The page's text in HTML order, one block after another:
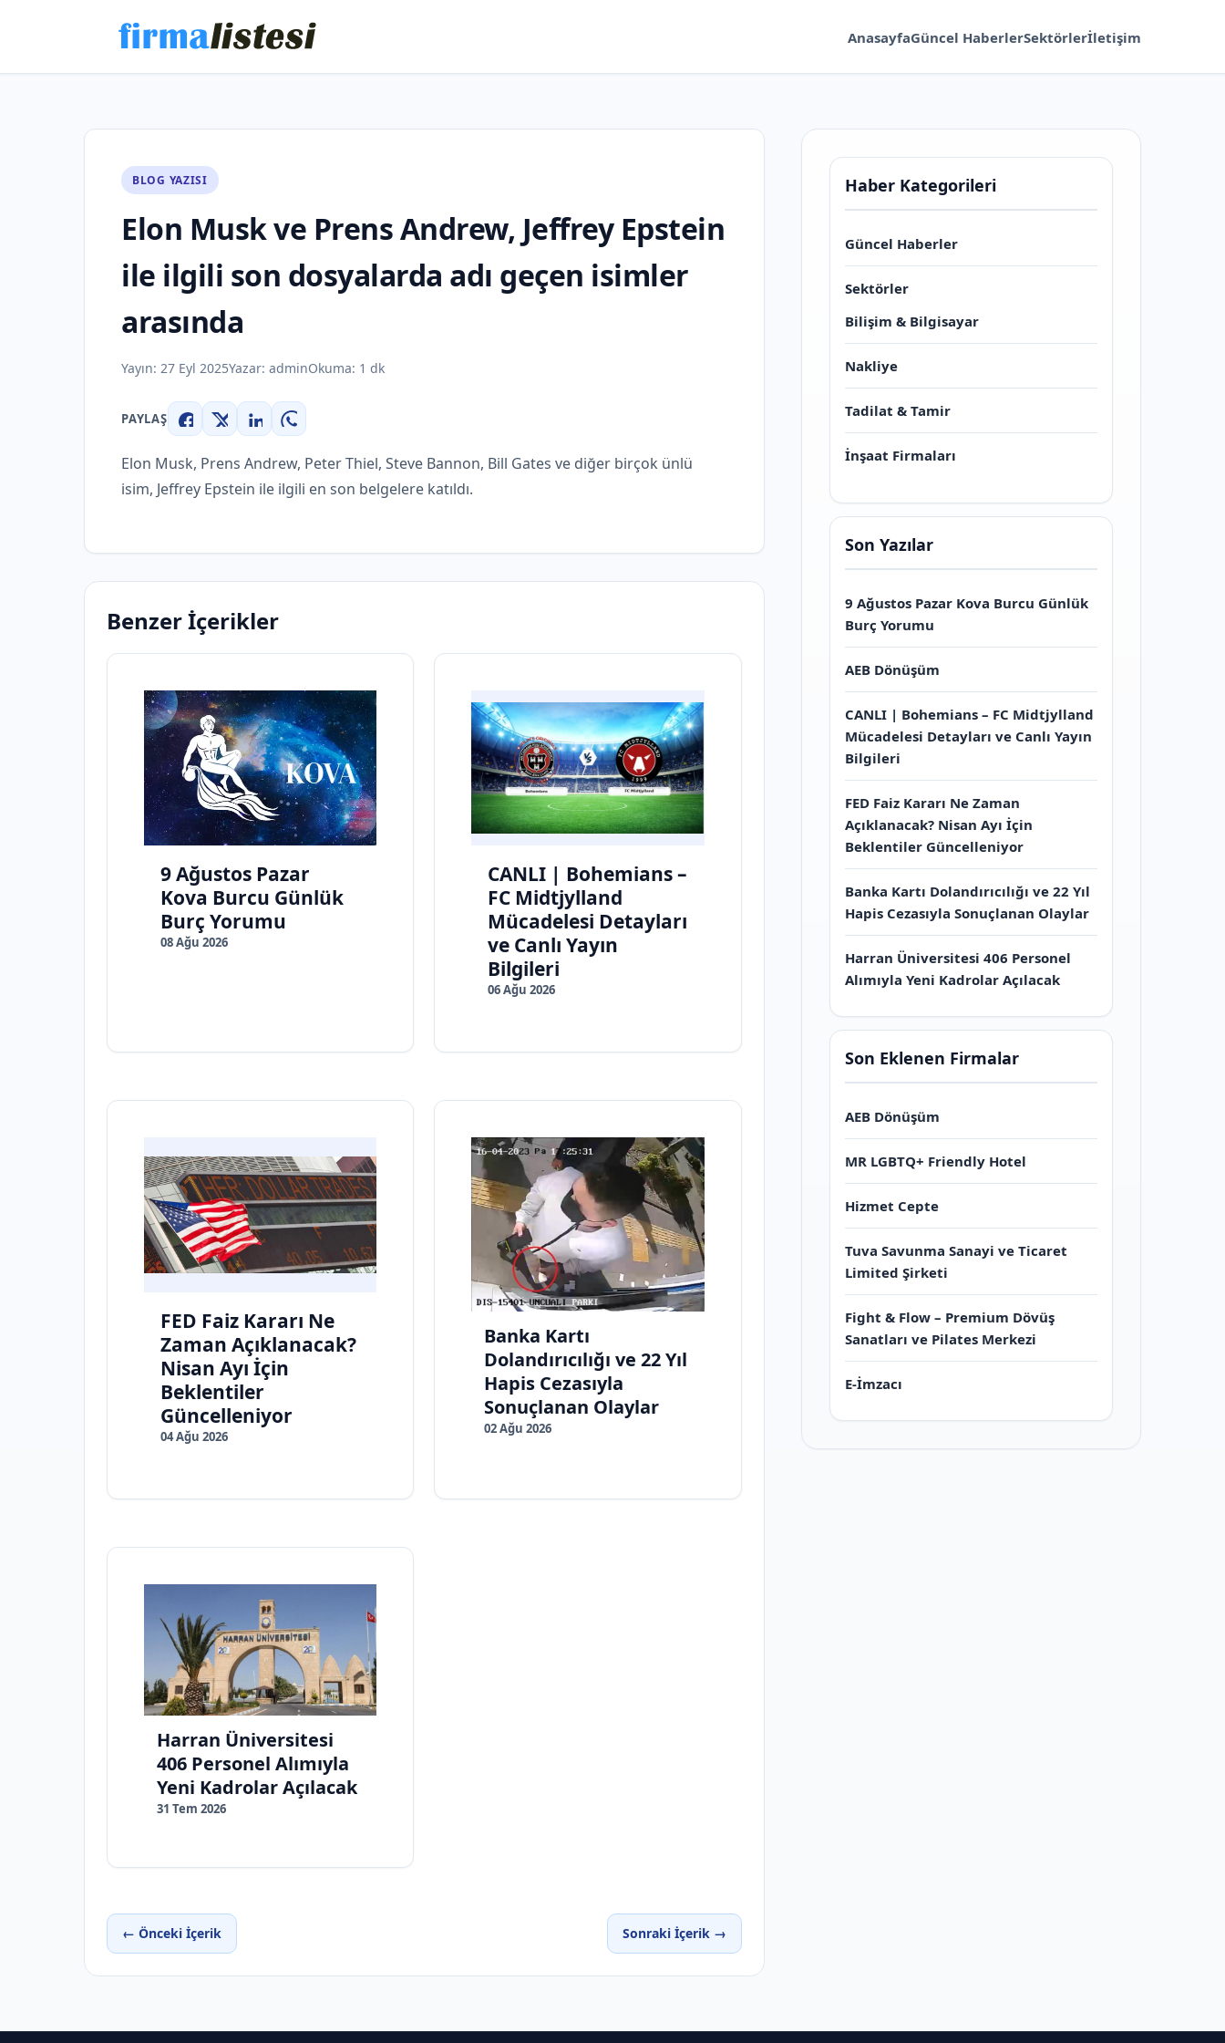
AnasayfaGüncel HaberlerSektörlerİletişim
BLOG YAZISI
Elon Musk ve Prens Andrew, Jeffrey Epstein
ile ilgili son dosyalarda adı geçen isimler
arasında
Yayın: 27 Eyl 2025Yazar: adminOkuma: 1 dk
PAYLAŞ
Facebook
X LinkedInWhatsApp
Elon Musk, Prens Andrew, Peter Thiel, Steve Bannon, Bill Gates ve diğer birçok ünlü
isim, Jeffrey Epstein ile ilgili en son belgelere katıldı.
Benzer İçerikler
9 Ağustos Pazar
Kova Burcu Günlük
Burç Yorumu
08 Ağu 2026
CANLI | Bohemians –
FC Midtjylland
Mücadelesi Detayları
ve Canlı Yayın
Bilgileri
06 Ağu 2026
FED Faiz Kararı Ne
Zaman Açıklanacak?
Nisan Ayı İçin
Beklentiler
Güncelleniyor
04 Ağu 2026
Banka Kartı
Dolandırıcılığı ve 22 Yıl
Hapis Cezasıyla
Sonuçlanan Olaylar
02 Ağu 2026
Harran Üniversitesi
406 Personel Alımıyla
Yeni Kadrolar Açılacak
31 Tem 2026
← Önceki İçerik Sonraki İçerik →
Haber Kategorileri
Güncel Haberler
Sektörler
Bilişim & Bilgisayar
Nakliye
Tadilat & Tamir
İnşaat Firmaları
Son Yazılar
9 Ağustos Pazar Kova Burcu Günlük
Burç Yorumu
AEB Dönüşüm
CANLI | Bohemians – FC Midtjylland
Mücadelesi Detayları ve Canlı Yayın
Bilgileri
FED Faiz Kararı Ne Zaman
Açıklanacak? Nisan Ayı İçin
Beklentiler Güncelleniyor
Banka Kartı Dolandırıcılığı ve 22 Yıl
Hapis Cezasıyla Sonuçlanan Olaylar
Harran Üniversitesi 406 Personel
Alımıyla Yeni Kadrolar Açılacak
Son Eklenen Firmalar
AEB Dönüşüm
MR LGBTQ+ Friendly Hotel
Hizmet Cepte
Tuva Savunma Sanayi ve Ticaret
Limited Şirketi
Fight & Flow – Premium Dövüş
Sanatları ve Pilates Merkezi
E-İmzacı